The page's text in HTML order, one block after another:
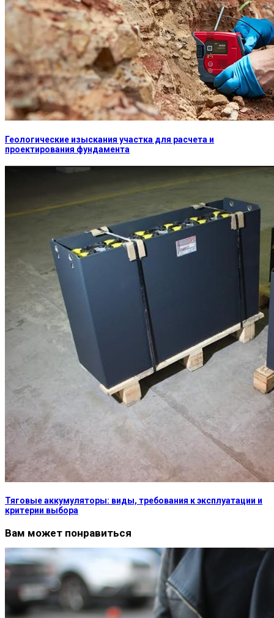
Геологические изыскания участка для расчета и
проектирования фундамента
Тяговые аккумуляторы: виды, требования к эксплуатации и
критерии выбора
Вам может понравиться